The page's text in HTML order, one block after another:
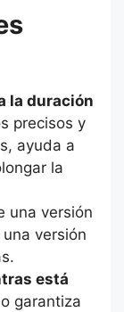
la duración
precisos y
ayuda a
la
una versión
versión
está
garantiza